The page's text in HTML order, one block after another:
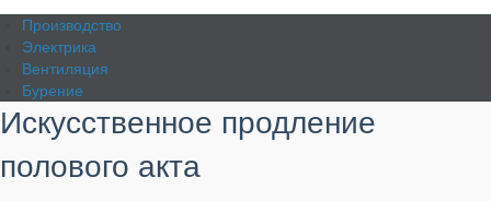
Производство
Электрика
Вентиляция
Бурение
Искусственное продление
полового акта